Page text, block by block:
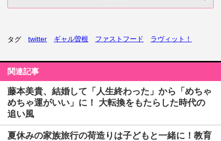
タグ twitter ギャル曽根 ファストフード ラヴィット！
関連記事
藤本美貴、結婚して「人生終わった」から「めちゃ
めちゃ運がいい」に！ 大転換をもたらした時代の
追い風
夏休みの家族旅行の荷造りは子どもと一緒に！教育